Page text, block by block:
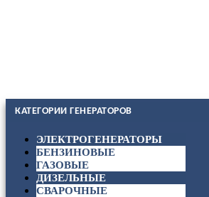
КАТЕГОРИИ ГЕНЕРАТОРОВ
ЭЛЕКТРОГЕНЕРАТОРЫ
БЕНЗИНОВЫЕ
ГАЗОВЫЕ
ДИЗЕЛЬНЫЕ
СВАРОЧНЫЕ